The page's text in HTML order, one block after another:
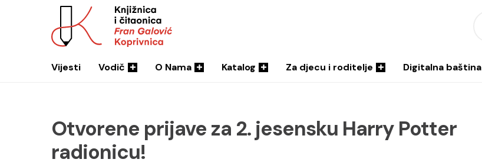
Vijesti Vodič O Nama Katalog Za djecu i roditelje Digitalna baština
Otvorene prijave za 2. jesensku Harry Potter
radionicu!